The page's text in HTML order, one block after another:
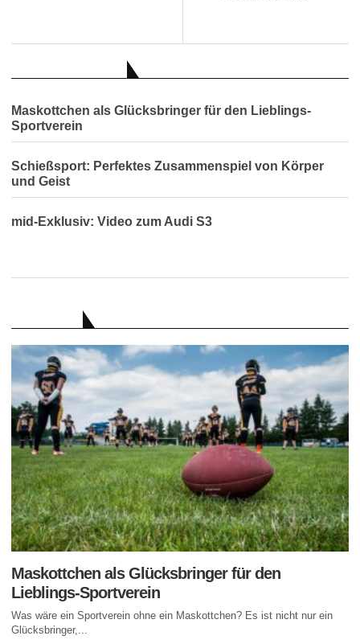
Maskottchen als Glücksbringer für den Lieblings-
Sportverein
Schießsport: Perfektes Zusammenspiel von Körper
und Geist
mid-Exklusiv: Video zum Audi S3
Maskottchen als Glücksbringer für den
Lieblings-Sportverein
Was wäre ein Sportverein ohne ein Maskottchen? Es ist nicht nur ein
Glücksbringer,...